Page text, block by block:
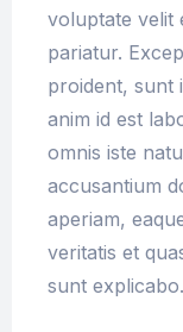
voluptate velit
pariatur.
proident, sunt
anim id est
omnis iste
accusantium
aperiam,
veritatis et
sunt explicabo.